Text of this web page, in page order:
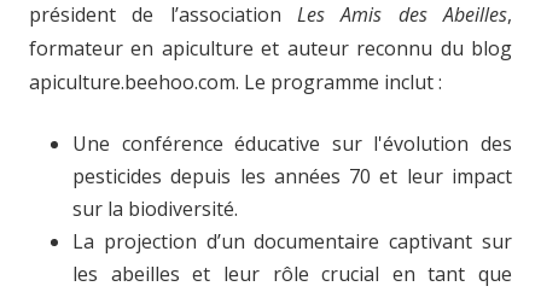
président de l’association Les Amis des Abeilles,
formateur en apiculture et auteur reconnu du blog
apiculture.beehoo.com. Le programme inclut :
Une conférence éducative sur l'évolution des
pesticides depuis les années 70 et leur impact
sur la biodiversité.
La projection d’un documentaire captivant sur
les abeilles et leur rôle crucial en tant que